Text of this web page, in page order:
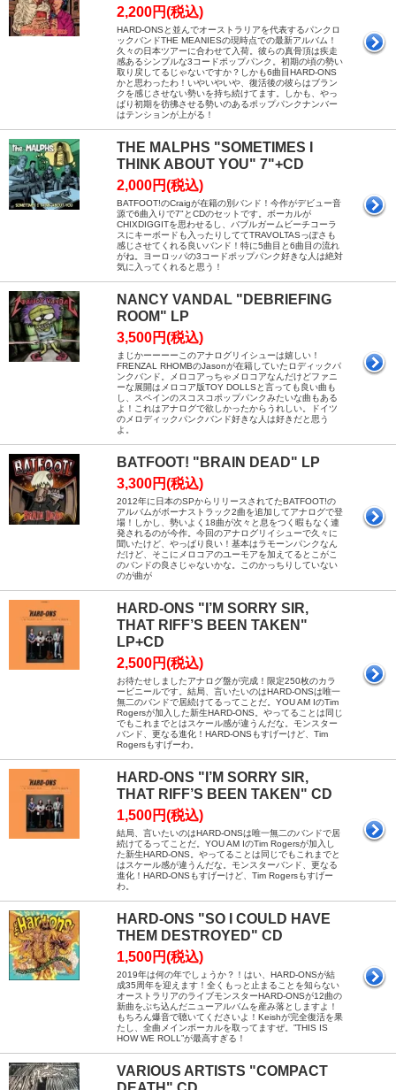
2,200円(税込)
HARD-ONSと並んでオーストラリアを代表するパンクロ
ックバンドTHE MEANIESの現時点での最新アルバム！
久々の日本ツアーに合わせて入荷。彼らの真骨頂は疾走
感あるシンプルな3コードポップパンク。初期の頃の勢い
取り戻してるじゃないですか？しかも6曲目HARD-ONS
かと思わったわ！いやいやいや、復活後の彼らはブラン
クを感じさせない勢いを持ち続けてます。しかも、やっ
ぱり初期を彷彿させる勢いのあるポップパンクナンバー
はテンションが上がる！
THE MALPHS "SOMETIMES I
THINK ABOUT YOU" 7"+CD
2,000円(税込)
BATFOOT!のCraigが在籍の別バンド！今作がデビュー音
源で6曲入りで7"とCDのセットです。ボーカルが
CHIXDIGGITを思わせるし、バブルガームビーチコーラ
スにキーボードも入ったりしててTRAVOLTASっぽさも
感じさせてくれる良いバンド！特に5曲目と6曲目の流れ
がね。ヨーロッパの3コードポップパンク好きな人は絶対
気に入ってくれると思う！
NANCY VANDAL "DEBRIEFING
ROOM" LP
3,500円(税込)
まじかーーーーこのアナログリイシューは嬉しい！
FRENZAL RHOMBのJasonが在籍していたロディックパ
ンクバンド。メロコアっちゃメロコアなんだけどファニ
ーな展開はメロコア版TOY DOLLSと言っても良い曲も
し、スペインのスコスコポップパンクみたいな曲もある
よ！これはアナログで欲しかったからうれしい。ドイツ
のメロディックパンクバンド好きな人は好きだと思う
よ。
BATFOOT! "BRAIN DEAD" LP
3,300円(税込)
2012年に日本のSPからリリースされてたBATFOOT!の
アルバムがボーナストラック2曲を追加してアナログで登
場！しかし、勢いよく18曲が次々と息をつく暇もなく連
発されるのが今作。今回のアナログリイシューで久々に
聞いたけど、やっぱり良い！基本はラモーンパンクなん
だけど、そこにメロコアのユーモアを加えてるとこがこ
のバンドの良さじゃないかな。このかっちりしていない
のが曲が
HARD-ONS "I’M SORRY SIR,
THAT RIFF’S BEEN TAKEN"
LP+CD
2,500円(税込)
お待たせしましたアナログ盤が完成！限定250枚のカラ
ービニールです。結局、言いたいのはHARD-ONSは唯一
無二のバンドで居続けてるってことだ。YOU AM IのTim
Rogersが加入した新生HARD-ONS。やってることは同じ
でもこれまでとはスケール感が違うんだな。モンスター
バンド、更なる進化！HARD-ONSもすげーけど、Tim
Rogersもすげーわ。
HARD-ONS "I’M SORRY SIR,
THAT RIFF’S BEEN TAKEN" CD
1,500円(税込)
結局、言いたいのはHARD-ONSは唯一無二のバンドで居
続けてるってことだ。YOU AM IのTim Rogersが加入し
た新生HARD-ONS。やってることは同じでもこれまでと
はスケール感が違うんだな。モンスターバンド、更なる
進化！HARD-ONSもすげーけど、Tim Rogersもすげー
わ。
HARD-ONS "SO I COULD HAVE
THEM DESTROYED" CD
1,500円(税込)
2019年は何の年でしょうか？！はい、HARD-ONSが結
成35周年を迎えます！全くもっと止まることを知らない
オーストラリアのライブモンスターHARD-ONSが12曲の
新曲をぶち込んだニューアルバムを産み落としますよ！
もちろん爆音で聴いてくださいよ！Keishが完全復活を果
たし、全曲メインボーカルを取ってますぜ。”THIS IS
HOW WE ROLL”が最高すぎる！
VARIOUS ARTISTS "COMPACT